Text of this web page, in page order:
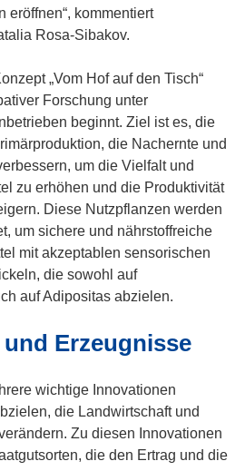
eröffnen“, kommentiert
Rosa-Sibakov.
„Vom Hof auf den Tisch“
Forschung unter
beginnt. Ziel ist es, die
die Nachernte und
um die Vielfalt und
zu erhöhen und die Produktivität
Diese Nutzpflanzen werden
um sichere und nährstoffreiche
mit akzeptablen sensorischen
die sowohl auf
auf Adipositas abzielen.
Erzeugnisse
wichtige Innovationen
die Landwirtschaft und
Zu diesen Innovationen
die den Ertrag und die